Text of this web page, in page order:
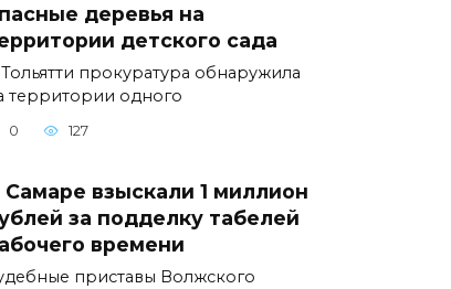
деревья на
детского сада
прокуратура обнаружила
территории одного
0 127
Самаре взыскали 1 миллион
за подделку табелей
времени
приставы Волжского